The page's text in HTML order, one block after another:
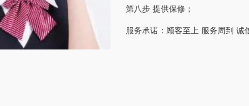
第八步 提供保修；
服务承诺：顾客至上 服务周到 诚